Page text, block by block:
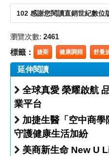
102 感謝您閱讀直銷世紀數位
瀏覽次數: 2461
標籤： 婕斯 健康調頻 舒曼
延伸閱讀
全球真愛 榮耀啟航 品牌升級 打造新世代事
業平台
加捷生醫「空中商學院」
守護健康生活加紛
美商新生命 New U Life 重新定義膠